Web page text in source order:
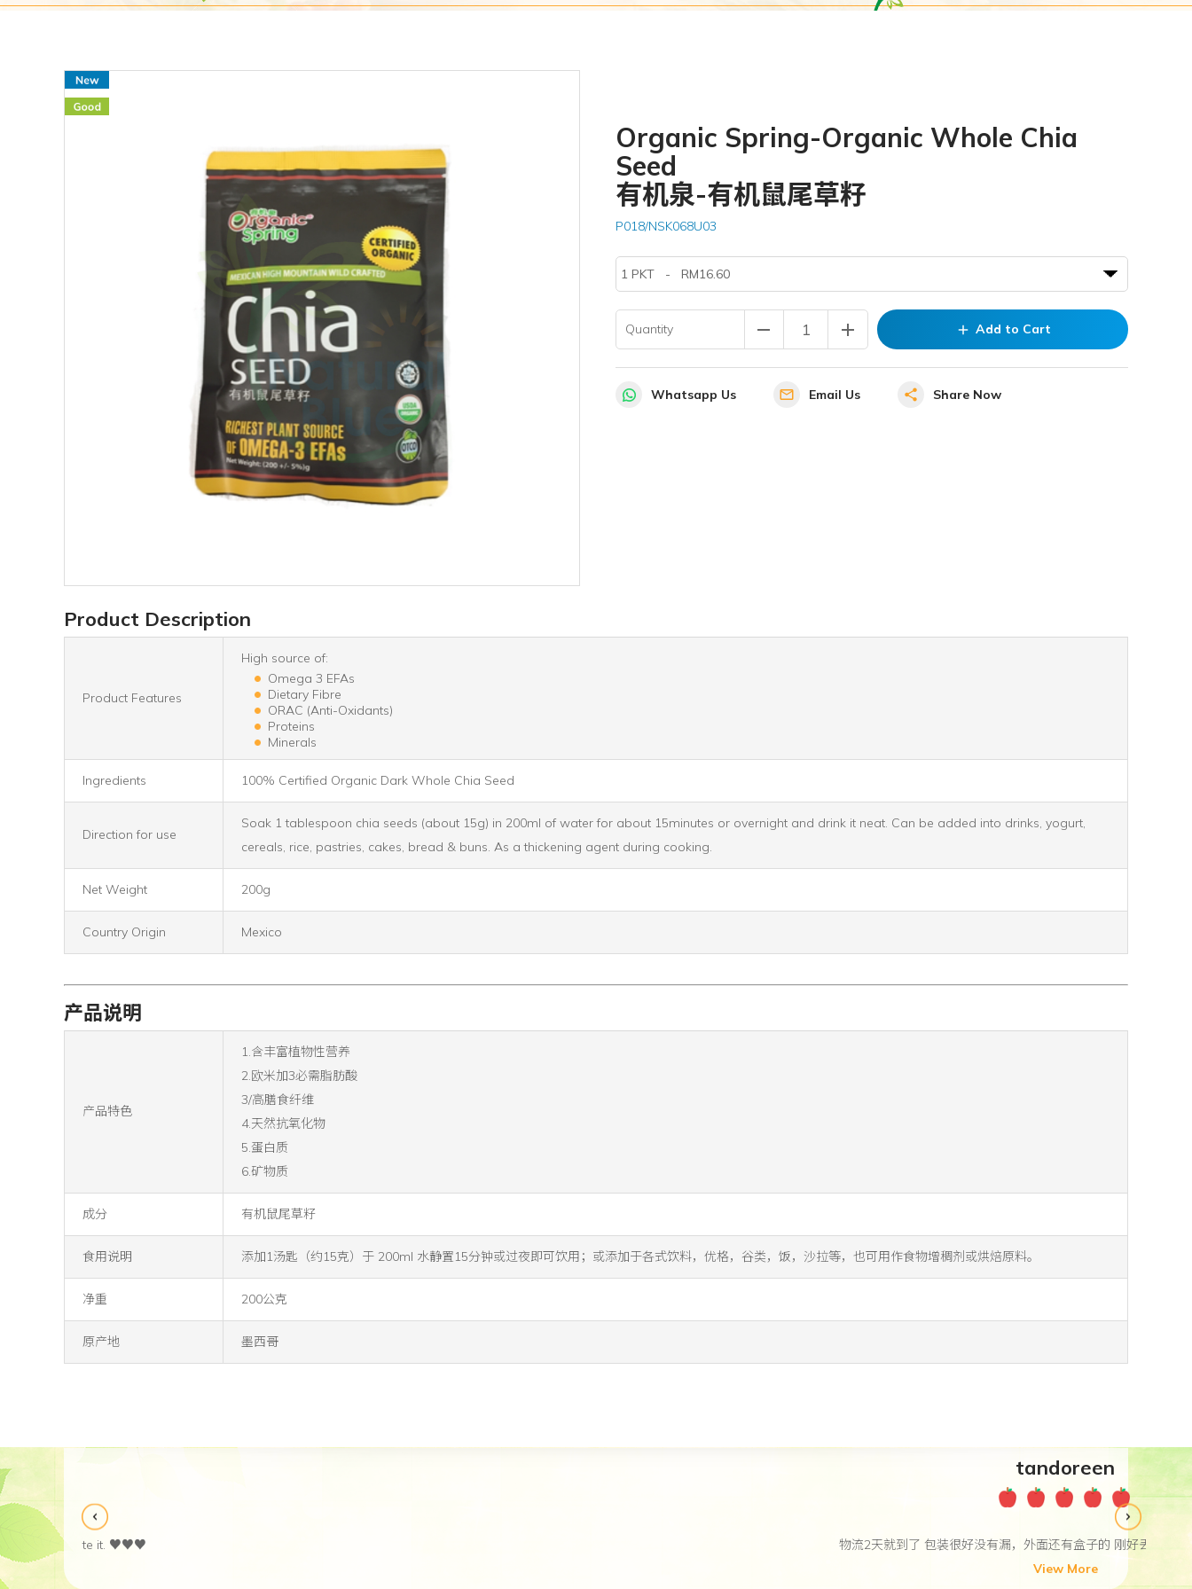
Organic Spring-Organic Whole Chia
Seed
有机泉-有机鼠尾草籽
P018/NSK068U03
Quantity remove add add Add to Cart
Whatsapp Us Email Us Share Now
Product Description
Product Features
High source of:
Omega 3 EFAs
Dietary Fibre
ORAC (Anti-Oxidants)
Proteins
Minerals
Ingredients 100% Certified Organic Dark Whole Chia Seed
Direction for use
Soak 1 tablespoon chia seeds (about 15g) in 200ml of water for about 15minutes or overnight and drink it neat. Can be added into drinks, yogurt,
cereals, rice, pastries, cakes, bread & buns. As a thickening agent during cooking.
Net Weight 200g
Country Origin Mexico
产品说明
产品特色
1.含丰富植物性营养
2.欧米加3必需脂肪酸
3/高膳食纤维
4.天然抗氧化物
5.蛋白质
6.矿物质
成分 有机鼠尾草籽
食用说明 添加1汤匙（约15克）于 200ml 水静置15分钟或过夜即可饮用；或添加于各式饮料，优格，谷类，饭，沙拉等，也可用作食物增稠剂或烘焙原料。
净重 200公克
原产地 墨西哥
物流2天就到了 包装很好没有漏，外面还有盒子的 刚好丢掉了 店主很贴心小贴士。